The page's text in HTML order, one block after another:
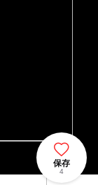
保存
4